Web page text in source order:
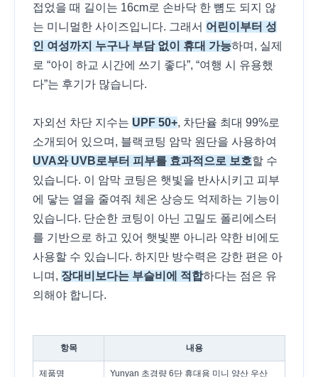
접었을 때 길이는 16cm로 손바닥 한 뼘도 되지 않
는 미니멀한 사이즈입니다. 그래서 어린이부터 성
인 여성까지 누구나 부담 없이 휴대 가능하며, 실제
로 “아이 하교 시간에 쓰기 좋다”, “여행 시 유용했
다”는 후기가 많습니다.
자외선 차단 지수는 UPF 50+, 차단율 최대 99%로
소개되어 있으며, 블랙코팅 암막 원단을 사용하여
UVA와 UVB로부터 피부를 효과적으로 보호할 수
있습니다. 이 암막 코팅은 햇빛을 반사시키고 피부
에 닿는 열을 줄여줘 체온 상승도 억제하는 기능이
있습니다. 단순한 코팅이 아닌 고밀도 폴리에스터
를 기반으로 하고 있어 햇빛뿐 아니라 약한 비에도
사용할 수 있습니다. 하지만 방수력은 강한 편은 아
니며, 장대비보다는 부슬비에 적합하다는 점은 유
의해야 합니다.
항목 내용
제품명 Yunyan 초경량 6단 휴대용 미니 양산 우산